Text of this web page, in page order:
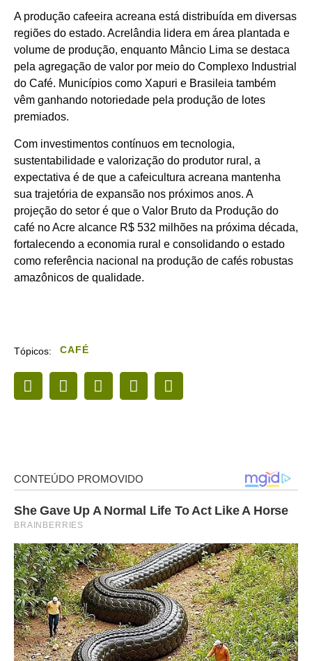
A produção cafeeira acreana está distribuída em diversas
regiões do estado. Acrelândia lidera em área plantada e
volume de produção, enquanto Mâncio Lima se destaca
pela agregação de valor por meio do Complexo Industrial
do Café. Municípios como Xapuri e Brasileia também
vêm ganhando notoriedade pela produção de lotes
premiados.
Com investimentos contínuos em tecnologia,
sustentabilidade e valorização do produtor rural, a
expectativa é de que a cafeicultura acreana mantenha
sua trajetória de expansão nos próximos anos. A
projeção do setor é que o Valor Bruto da Produção do
café no Acre alcance R$ 532 milhões na próxima década,
fortalecendo a economia rural e consolidando o estado
como referência nacional na produção de cafés robustas
amazônicos de qualidade.
Tópicos: CAFÉ